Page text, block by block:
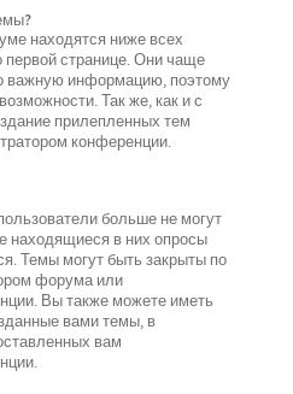
находятся ниже всех
первой странице. Они чаще
важную информацию, поэтому
Так же, как и с
прилепленных тем
конференции.
больше не могут
находящиеся в них опросы
Темы могут быть закрыты по
форума или
Вы также можете иметь
вами темы, в
вам